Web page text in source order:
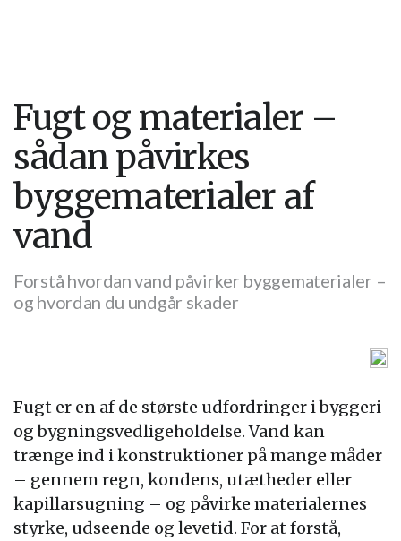
Fugt og materialer –
sådan påvirkes
byggematerialer af
vand
Forstå hvordan vand påvirker byggematerialer –
og hvordan du undgår skader
Fugt er en af de største udfordringer i byggeri
og bygningsvedligeholdelse. Vand kan
trænge ind i konstruktioner på mange måder
– gennem regn, kondens, utætheder eller
kapillarsugning – og påvirke materialernes
styrke, udseende og levetid. For at forstå,